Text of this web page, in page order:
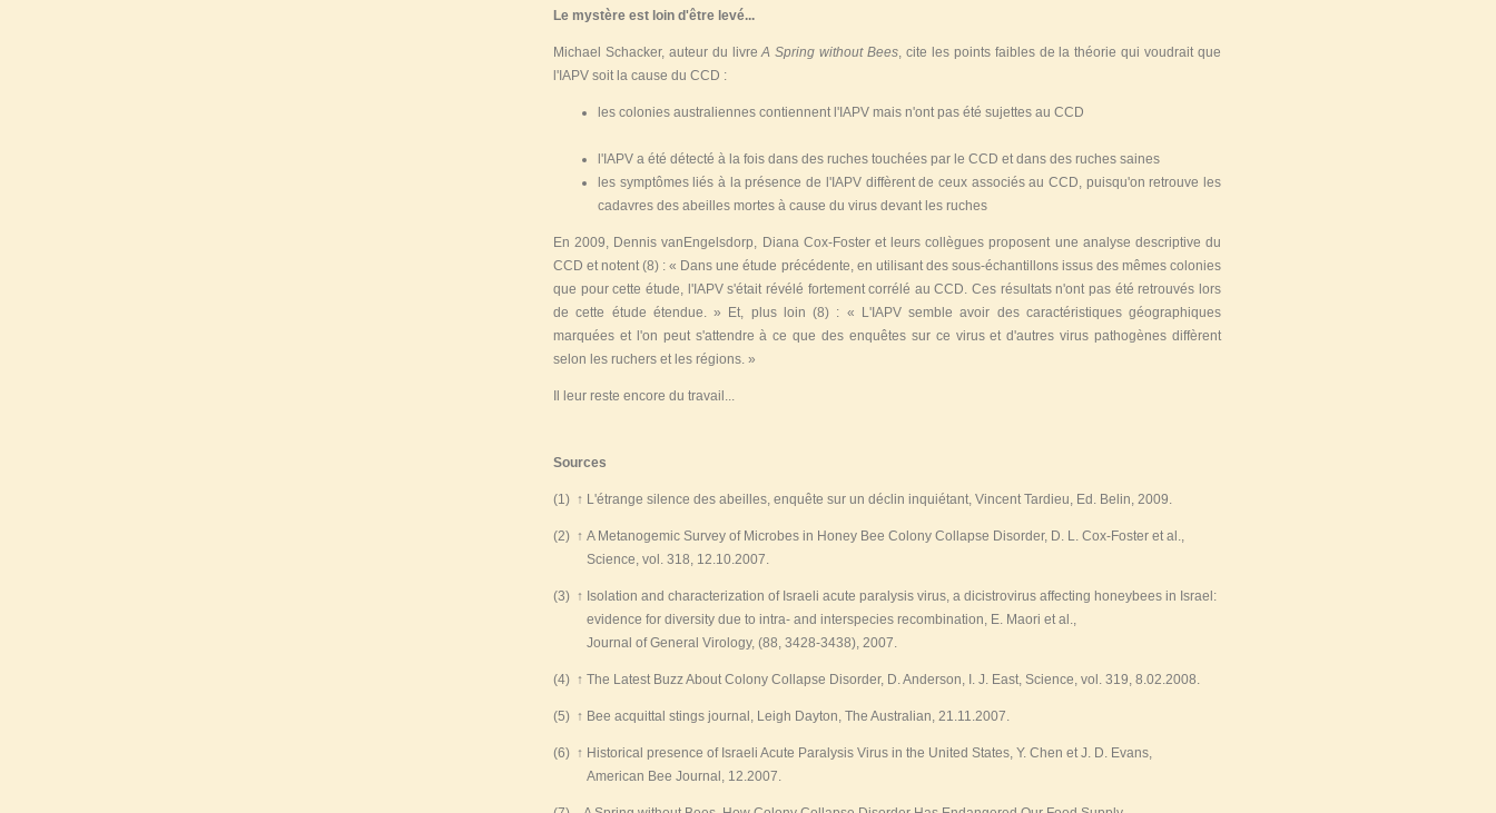
Le mystère est loin d'être levé...
Michael Schacker, auteur du livreA Spring without Bees , cite les points faibles de la théorie qui voudrait que
l'IAPV soit la cause du CCD :
les colonies australiennes contiennent l'IAPV mais n'ont pas été sujettes au CCD
l'IAPV a été détecté à la fois dans des ruches touchées par le CCD et dans des ruches saines
les symptômes liés à la présence de l'IAPV diffèrent de ceux associés au CCD, puisqu'on retrouve les
cadavres des abeilles mortes à cause du virus devant les ruches
En 2009, Dennis vanEngelsdorp, Diana Cox-Foster et leurs collègues proposent une analyse descriptive du
CCD et notent(8) : « Dans une étude précédente, en utilisant des sous-échantillons issus des mêmes colonies
que pour cette étude, l'IAPV s'était révélé fortement corrélé au CCD. Ces résultats n'ont pas été retrouvés lors
de cette étude étendue. » Et, plus loin (8) : « L'IAPV semble avoir des caractéristiques géographiques
marquées et l'on peut s'attendre à ce que des enquêtes sur ce virus et d'autres virus pathogènes diffèrent
selon les ruchers et les régions. »
Il leur reste encore du travail...
Sources
(1) ↑ L'étrange silence des abeilles, enquête sur un déclin inquiétant, Vincent Tardieu, Ed. Belin, 2009.
(2) ↑ A Metanogemic Survey of Microbes in Honey Bee Colony Collapse Disorder, D. L. Cox-Foster et al.,
Science, vol. 318, 12.10.2007.
(3) ↑ Isolation and characterization of Israeli acute paralysis virus, a dicistrovirus affecting honeybees in Israel:
evidence for diversity due to intra- and interspecies recombination, E. Maori et al.,
Journal of General Virology, (88, 3428-3438), 2007.
(4) ↑ The Latest Buzz About Colony Collapse Disorder, D. Anderson, I. J. East, Science, vol. 319, 8.02.2008.
(5) ↑ Bee acquittal stings journal, Leigh Dayton, The Australian, 21.11.2007.
(6) ↑ Historical presence of Israeli Acute Paralysis Virus in the United States, Y. Chen et J. D. Evans,
American Bee Journal, 12.2007.